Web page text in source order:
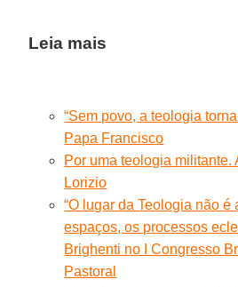
Leia mais
“Sem povo, a teologia
Papa Francisco
Por uma teologia militante.
Lorizio
“O lugar da Teologia não é
espaços, os processos
Brighenti no I Congresso
Pastoral